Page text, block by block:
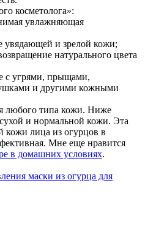
косметолога»:
увлажняющая
увядающей и зрелой кожи;
натурального цвета
с угрями, прыщами,
и другими кожными
любого типа кожи. Ниже
и нормальной кожи. Эта
кожи лица из огурцов в
Мне еще нравится
в домашних условиях.